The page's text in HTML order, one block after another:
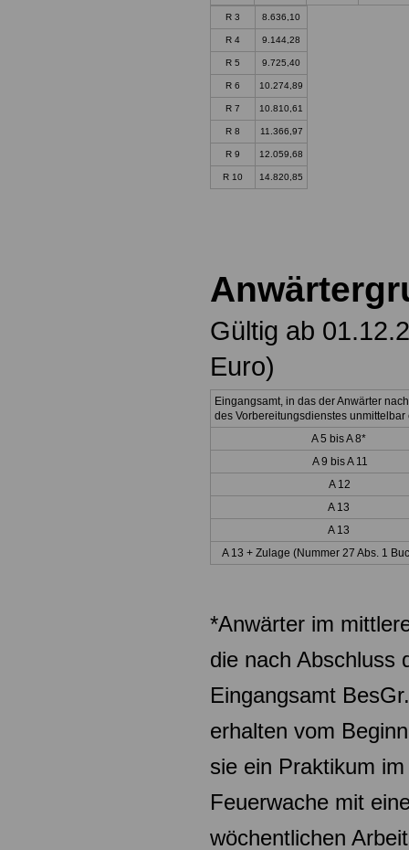
R 3 8.636,10
R 4 9.144,28
R 5 9.725,40
R 6 10.274,89
R 7 10.810,61
R 8 11.366,97
R 9 12.059,68
R 10 14.820,85
Gültig ab
Euro)
Eingangsamt, in das der Anwärter
des Vorbereitungsdienstes unmittelbar
A 5 bis A 8*
A 9 bis A 11
A 12
A 13
A 13
A 13 + Zulage (Nummer 27 Abs. 1
*Anwärter im
die nach Abschluss
Eingangsamt
erhalten vom
sie ein Praktikum
Feuerwache mit
wöchentlichen